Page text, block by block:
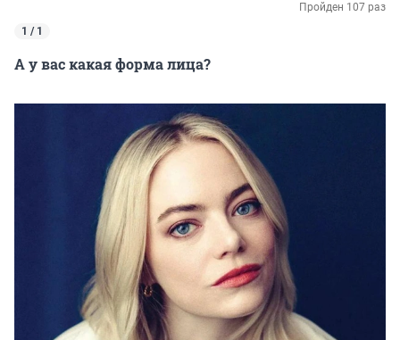
Пройден 107 раз
1 / 1
А у вас какая форма лица?